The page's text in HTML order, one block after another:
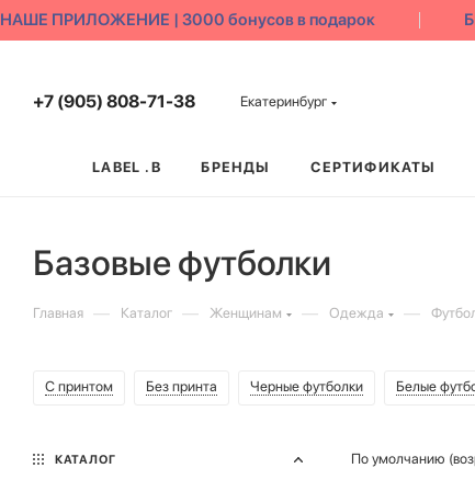
ПРИЛОЖЕНИЕ | 3000 бонусов в подарок
+7 (905) 808-71-38 Екатеринбург
LABEL .B БРЕНДЫ СЕРТИФИКАТЫ
Базовые футболки
Главная — Каталог — Женщинам — Одежда —
С принтом Без принта Черные футболки Белые
По умолчанию
КАТАЛОГ